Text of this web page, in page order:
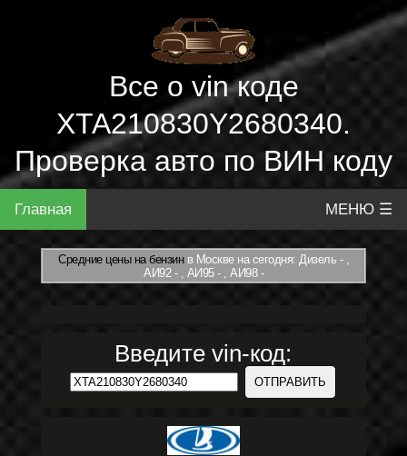
Все о vin коде
XTA210830Y2680340.
Проверка авто по ВИН коду
Главная МЕНЮ ☰
Средние цены на бензинв Москве на сегодня: Дизель - ,
АИ92 - , АИ95 - , АИ98 -
Введите vin-код: